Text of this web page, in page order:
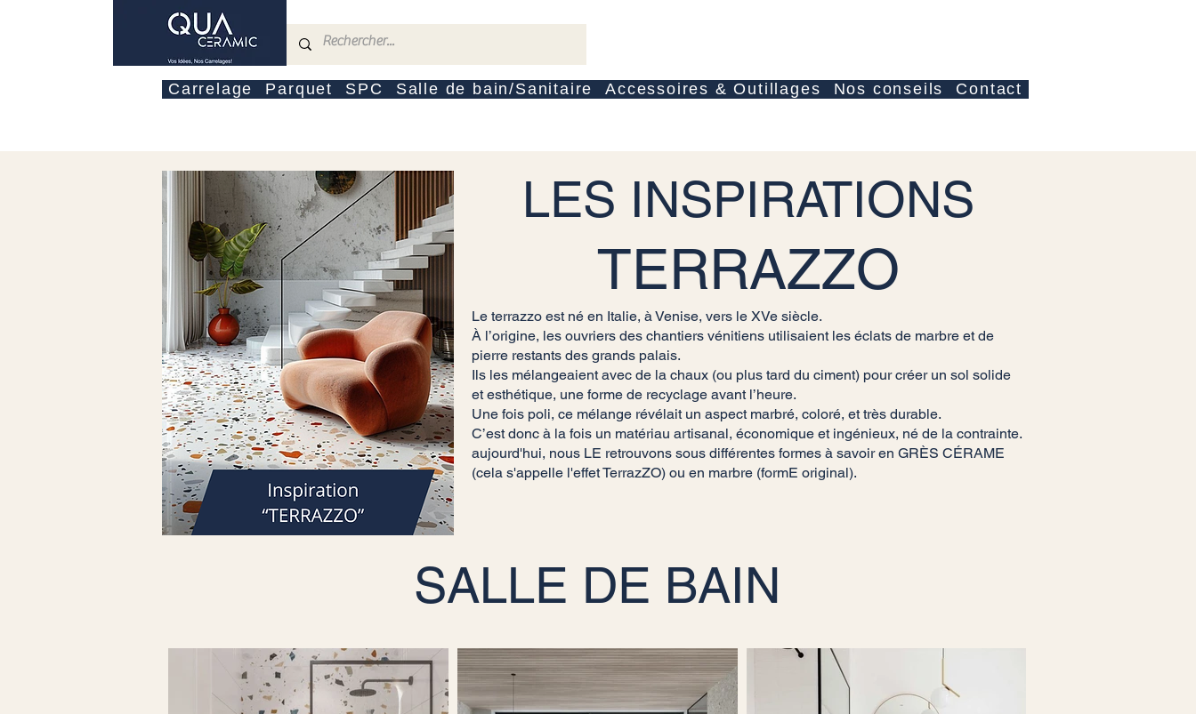
Carrelage Parquet SPC Salle de bain/Sanitaire Accessoires & Outillages Nos conseils Contact
LES INSPIRATIONS
TERRAZZO
Le terrazzo est né en Italie, à Venise, vers le XVe siècle.
À l’origine, les ouvriers des chantiers vénitiens utilisaient les éclats de marbre et de
pierre restants des grands palais.
Ils les mélangeaient avec de la chaux (ou plus tard du ciment) pour créer un sol solide
et esthétique, une forme de recyclage avant l’heure.
Une fois poli, ce mélange révélait un aspect marbré, coloré, et très durable.
C’est donc à la fois un matériau artisanal, économique et ingénieux, né de la contrainte.
aujourd'hui, nous LE retrouvons sous différentes formes à savoir en GRÈS CÉRAME
(cela s'appelle l'effet TerrazZO) ou en marbre (formE original).
SALLE DE BAIN